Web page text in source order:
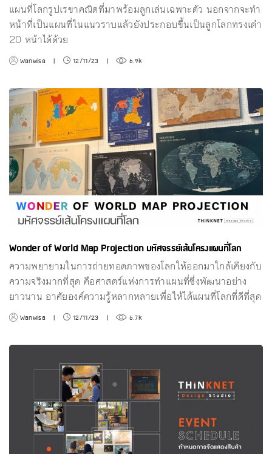
แผนที่โลกรูปเรขาคณิตที่มาพร้อมลูกเล่นเฉพาะตัว นอกจากจะทำ
หน้าที่เป็นแผนที่ในแนวราบแล้วยังประกอบขึ้นเป็นลูกโลกทรงเต๋า
20 หน้าได้ด้วย
Wanwisa | 12/11/23 | 6.9k
Wonder of World Map Projection มหัศจรรย์เส้นโครงแผนที่โลก
ความพยายามในการถ่ายทอดภาพของโลกให้ออกมาใกล้เคียงกับ
ความจริงมากที่สุด คือศาสตร์แห่งการทำแผนที่ซึ่งพัฒนาอย่าง
ยาวนาน อาศัยองค์ความรู้หลากหลายเพื่อให้ได้แผนที่โลกที่ดีที่สุด
Wanwisa | 12/11/23 | 6.7k